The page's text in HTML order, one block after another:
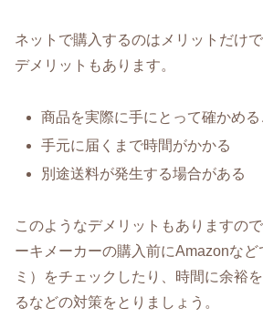
ネットで購入するのはメリットだけ
デメリットもあります。
商品を実際に手にとって確かめ
手元に届くまで時間がかかる
別途送料が発生する場合がある
このようなデメリットもありますの
ーキメーカーの購入前にAmazonなど
ミ）をチェックしたり、時間に余裕
るなどの対策をとりましょう。